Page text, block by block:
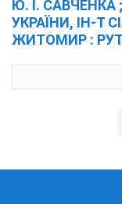
Ю. І. САВЧЕНКА
УКРАЇНИ, ІН-Т
ЖИТОМИР :